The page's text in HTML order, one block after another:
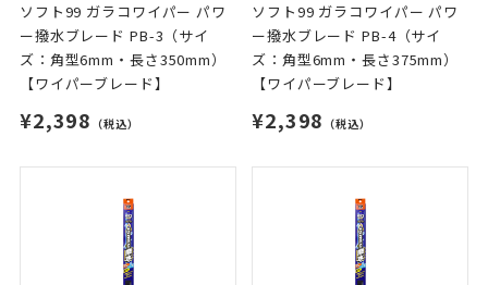
ソフト99 ガラコワイパー パワ
ー撥水ブレード PB-3（サイ
ズ：角型6mm・長さ350mm）
【ワイパーブレード】
¥2,398 （税込）
ソフト99 ガラコワイパー パワ
ー撥水ブレード PB-4（サイ
ズ：角型6mm・長さ375mm）
【ワイパーブレード】
¥2,398 （税込）